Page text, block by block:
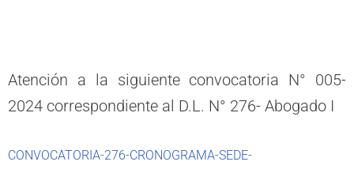
Atención a la siguiente convocatoria N° 005-
2024 correspondiente al D.L. N° 276- Abogado I
CONVOCATORIA-276-CRONOGRAMA-SEDE-